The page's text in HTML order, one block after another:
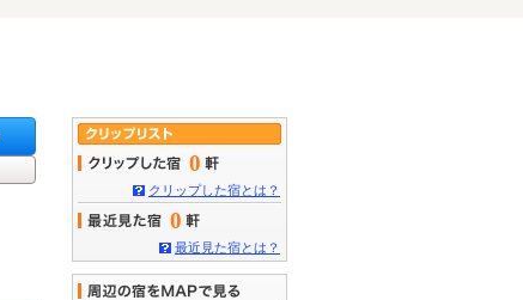
0
クリップした宿とは？
0
最近見た宿とは？